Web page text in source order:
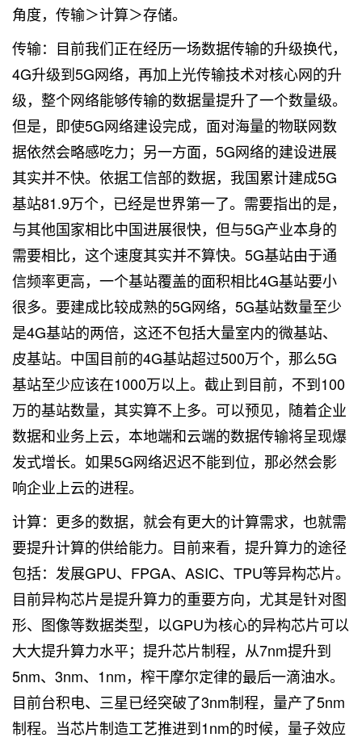
角度，传输＞计算＞存储。
传输：目前我们正在经历一场数据传输的升级换代，
4G升级到5G网络，再加上光传输技术对核心网的升
级，整个网络能够传输的数据量提升了一个数量级。
但是，即使5G网络建设完成，面对海量的物联网数
据依然会略感吃力；另一方面，5G网络的建设进展
其实并不快。依据工信部的数据，我国累计建成5G
基站81.9万个，已经是世界第一了。需要指出的是，
与其他国家相比中国进展很快，但与5G产业本身的
需要相比，这个速度其实并不算快。5G基站由于通
信频率更高，一个基站覆盖的面积相比4G基站要小
很多。要建成比较成熟的5G网络，5G基站数量至少
是4G基站的两倍，这还不包括大量室内的微基站、
皮基站。中国目前的4G基站超过500万个，那么5G
基站至少应该在1000万以上。截止到目前，不到100
万的基站数量，其实算不上多。可以预见，随着企业
数据和业务上云，本地端和云端的数据传输将呈现爆
发式增长。如果5G网络迟迟不能到位，那必然会影
响企业上云的进程。
计算：更多的数据，就会有更大的计算需求，也就需
要提升计算的供给能力。目前来看，提升算力的途径
包括：发展GPU、FPGA、ASIC、TPU等异构芯片。
目前异构芯片是提升算力的重要方向，尤其是针对图
形、图像等数据类型，以GPU为核心的异构芯片可以
大大提升算力水平；提升芯片制程，从7nm提升到
5nm、3nm、1nm，榨干摩尔定律的最后一滴油水。
目前台积电、三星已经突破了3nm制程，量产了5nm
制程。当芯片制造工艺推进到1nm的时候，量子效应